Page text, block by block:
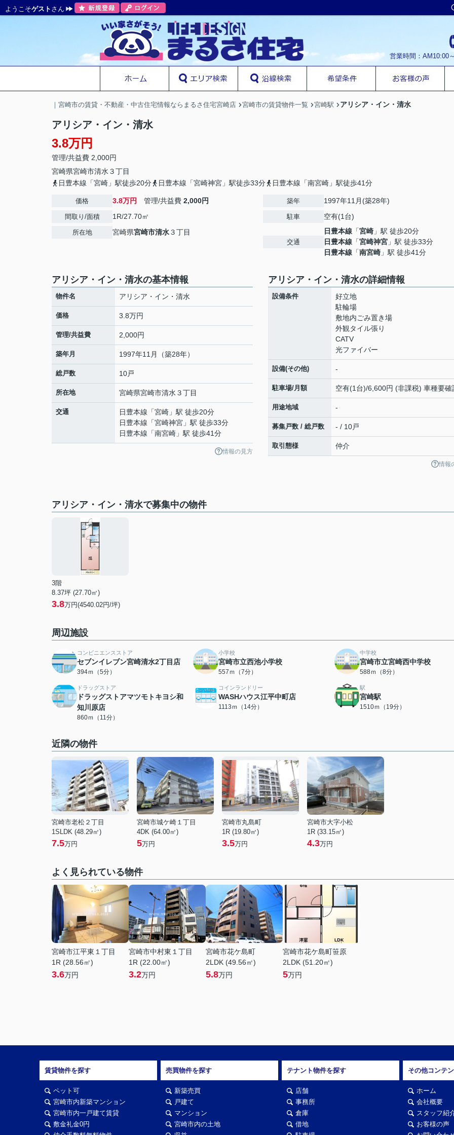
ようこそゲスト さん
営業時間：AM10:00
｜宮崎市の賃貸・不動産・中古住宅情報ならまるさ住宅宮崎店 宮崎市の賃貸物件一覧 宮崎駅 アリシア・イン・清水
アリシア・イン・清水
3.8万円
管理/共益費 2,000円
宮崎県宮崎市清水 ３丁目
日豊本線「宮崎」駅徒歩20分
日豊本線「宮崎神宮」駅徒歩33分 日豊本線「南宮崎」駅徒歩41分
価格 3.8万円 管理/共益費 2,000円
間取り/面積 1R/27.70㎡
所在地 宮崎県宮崎市清水３丁目
築年 1997年11月(築28年)
駐車 空有(1台)
交通
日豊本線 「宮崎 」駅 徒歩20分
日豊本線 「宮崎神宮 」駅 徒歩33分
日豊本線 「南宮崎 」駅 徒歩41分
アリシア・イン・清水の基本情報
物件名 アリシア・イン・清水
価格 3.8万円
管理/共益費 2,000円
築年月 1997年11月（築28年）
総戸数 10戸
所在地 宮崎県宮崎市清水 ３丁目
交通 日豊本線 「宮崎 」駅 徒歩20分
日豊本線 「宮崎神宮 」駅 徒歩33分
日豊本線 「南宮崎 」駅 徒歩41分
情報の見方
アリシア・イン・清水の詳細情報
設備条件
好立地
駐輪場
敷地内ごみ置き場
外観タイル張り
CATV
光ファイバー
設備(その他) -
駐車場/月額 空有(1台)/6,600円 (非課税) 車種要確
用途地域 -
募集戸数 / 総戸数 - / 10戸
取引態様 仲介
情報
アリシア・イン・清水で募集中の物件
3階
8.37坪 (27.70㎡)
3.8万円(4540.02円/坪)
周辺施設
コンビニエンスストア
セブンイレブン宮崎清水2丁目店
394ｍ（5分）
小学校
宮崎市立西池小学校
557ｍ（7分）
中学校
宮崎市立宮崎西中学校
588ｍ（8分）
ドラッグストア
ドラッグストアマツモトキヨシ和
知川原店
860ｍ（11分）
コインランドリー
WASHハウス江平中町店
1113ｍ（14分）
駅
宮崎駅
1510ｍ（19分）
近隣の物件
宮崎市老松２丁目
1SLDK (48.29㎡)
7.5万円
宮崎市城ケ崎１丁目
4DK (64.00㎡)
5万円
宮崎市丸島町
1R (19.80㎡)
3.5万円
宮崎市大字小松
1R (33.15㎡)
4.3万円
よく見られている物件
宮崎市江平東１丁目
1R (28.56㎡)
3.6万円
宮崎市中村東１丁目
1R (22.00㎡)
3.2万円
宮崎市花ケ島町
2LDK (49.56㎡)
5.8万円
宮崎市花ケ島町笹原
2LDK (51.20㎡)
5万円
賃貸物件を探す
ペット可
宮崎市内新築マンション
宮崎市内一戸建て賃貸
敷金礼金0円
売買物件を探す
新築売買
戸建て
マンション
宮崎市内の土地
テナント物件を探す
店舗
事務所
倉庫
借地
その他コンテ
ホーム
会社概要
スタッフ紹
お客様の声